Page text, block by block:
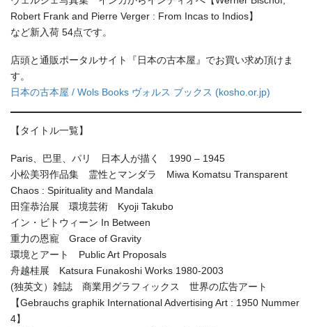
Robert Frank and Pierre Verger : From Incas to Indios】
など新入荷 54点です。
店頭と通販ポータルサイト『日本の古本屋』でお買い求め頂けま
す。
日本の古本屋 / Wols Books ヴォルス ブックス (kosho.or.jp)
【タイトル一覧】
Paris、巴里、パリ 日本人が描く 1990 – 1945
小松美羽作品集 霊性とマンダラ Miwa Komatsu Transparent
Chaos : Spirituality and Mandala
田窪恭治展 環境芸術 Kyoji Takubo
イン・ビトウィーン In Between
重力の恩寵 Grace of Gravity
環境とアート Public Art Proposals
舟越桂展 Katsura Funakoshi Works 1980-2003
(独英文）雑誌 商業用グラフィックス 世界の広告アート
【Gebrauchs graphik International Advertising Art : 1950 Nummer
4】